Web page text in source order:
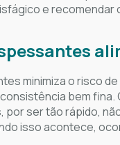
e recomendar
minimiza o risco
bem
ser tão rápido,
isso acontece,